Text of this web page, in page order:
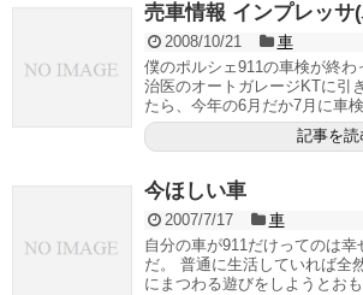
売車情報 インプレッサ
2008/10/21
車
僕のポルシェ911の車検が終わ
治医のオートガレージKTに引
たら、今年の6月だか7月に車
記事を読
今ほしい車
2007/7/17
車
自分の車が911だけってのは幸
だ。 普通に生活していれば全
にまつわる遊びをしようとお